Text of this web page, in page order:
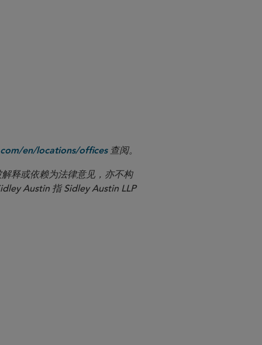
en/locations/offices查阅。
释或依赖为法律意见，亦不构
Austin 指 Sidley Austin LLP